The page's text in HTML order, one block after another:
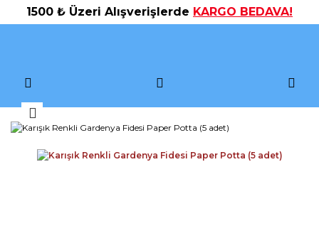
1500 ₺ Üzeri Alışverişlerde KARGO BEDAVA!